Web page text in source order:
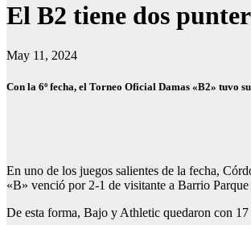
El B2 tiene dos
May 11, 2024
Con la 6º fecha, el Torneo Oficial Damas «B2» tuvo
En uno de los juegos salientes de la fecha,
«B» venció por 2-1 de visitante a Barrio Parque
De esta forma, Bajo y Athletic quedaron con